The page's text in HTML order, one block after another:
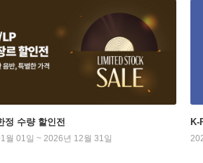
정 수량 할인전
월 01일 ~ 2026년 12월 31일
K-